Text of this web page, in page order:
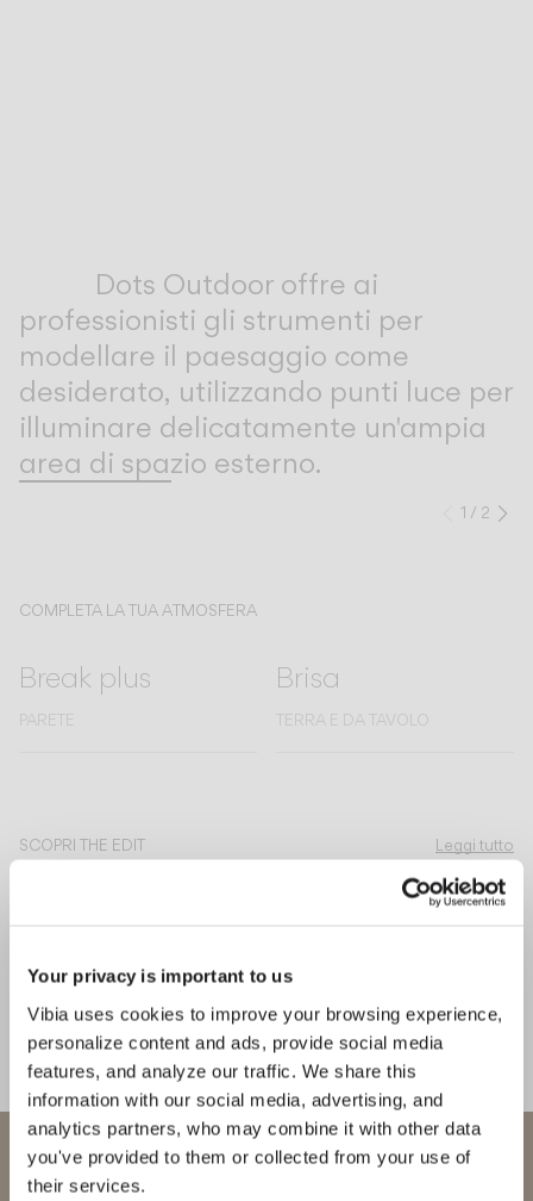
Your privacy is important to us
Vibia uses cookies to improve your browsing experience,
personalize content and ads, provide social media
features, and analyze our traffic. We share this
information with our social media, advertising, and
analytics partners, who may combine it with other data
you've provided to them or collected from your use of
their services.
Inspirational BookDots Outdoor offre ai
professionisti gli strumenti per
modellare il paesaggio come
desiderato, utilizzando punti luce per
illuminare delicatamente un'ampia
area di spazio esterno.
1 / 2
COMPLETA LA TUA ATMOSFERA
Break plus
PARETE
Brisa
TERRA E DA TAVOLO
SCOPRI THE EDIT
Scopri di più su Dots Outdoor e su tutte le nostre collezioniLeggi tutto
Benvenuto in Vibia